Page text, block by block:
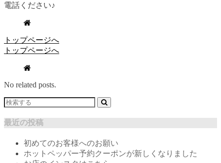
電話ください♪
トップページへ
トップページへ
No related posts.
最近の投稿
初めてのお客様へのお願い
ホットペッパー予約クーポンが新しくなりました